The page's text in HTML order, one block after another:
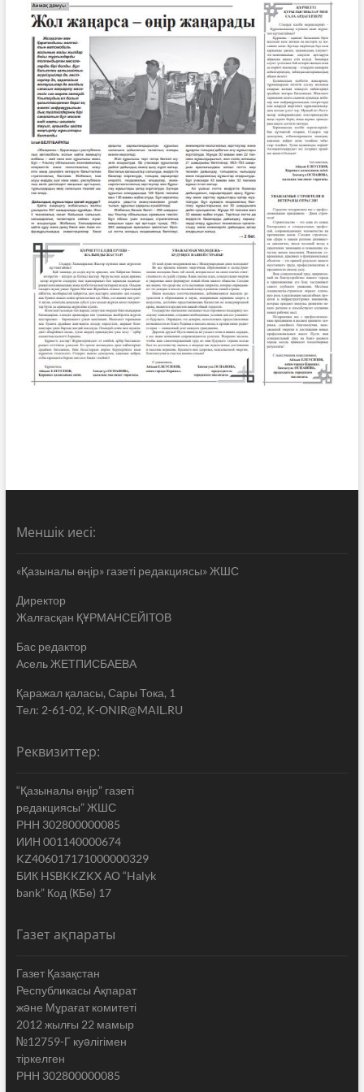
Меншік иесі:
«Қазыналы өңір» газеті редакциясы» ЖШС
Директор
Жалғасқан ҚҰРМАНСЕЙІТОВ
Бас редактор
Асель ЖЕТПИСБАЕВА
Қаражал қаласы, Сары Тока, 1
Тел: 2-61-02, K-ONIR@MAIL.RU
Реквизиттер:
“Қазыналы өңір” газеті
редакциясы” ЖШС
РНН 302800000085
ИИН 001140000674
KZ406017171000000329
БИК HSBKKZKX АО “Halyk
bank” Код (КБе) 17
Газет ақпараты
Газет Қазақстан
Республикасы Ақпарат
жəне Мұрағат комитеті
2012 жылғы 22 мамыр
№12759-Г куəлігімен
тіркелген
РНН 302800000085